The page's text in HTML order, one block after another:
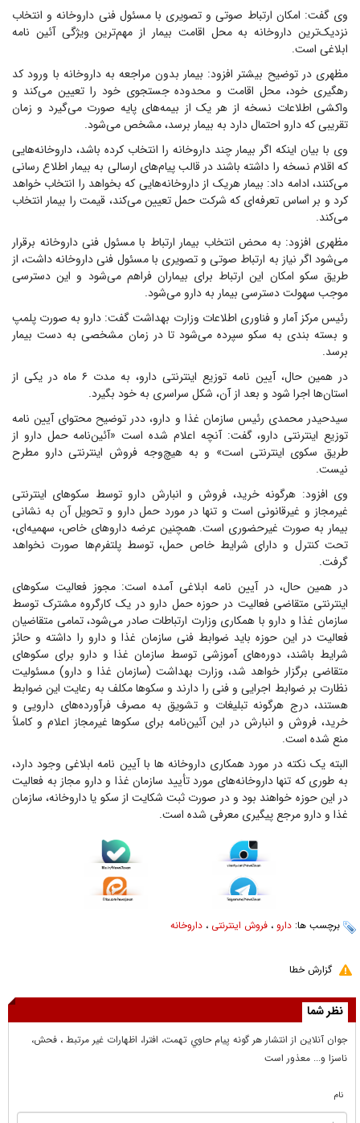
وی گفت: امکان ارتباط صوتی و تصویری با مسئول فنی داروخانه و انتخاب
نزدیک‌ترین داروخانه به محل اقامت بیمار از مهم‌ترین ویژگی آئین نامه
ابلاغی است.
مظهری در توضیح بیشتر افزود: بیمار بدون مراجعه به داروخانه با ورود کد
رهگیری خود، محل اقامت و محدوده جستجوی خود را تعیین می‌کند و
واکشی اطلاعات نسخه از هر یک از بیمه‌های پایه صورت می‌گیرد و زمان
تقریبی که دارو احتمال دارد به بیمار برسد، مشخص می‌شود.
وی با بیان اینکه اگر بیمار چند داروخانه را انتخاب کرده باشد، داروخانه‌هایی
که اقلام نسخه را داشته باشند در قالب پیام‌های ارسالی به بیمار اطلاع رسانی
می‌کنند، ادامه داد: بیمار هریک از داروخانه‌هایی که بخواهد را انتخاب خواهد
کرد و بر اساس تعرفه‌ای که شرکت حمل تعیین می‌کند، قیمت را بیمار انتخاب
می‌کند.
مظهری افزود: به محض انتخاب بیمار ارتباط با مسئول فنی داروخانه برقرار
می‌شود اگر نیاز به ارتباط صوتی و تصویری با مسئول فنی داروخانه داشت، از
طریق سکو امکان این ارتباط برای بیماران فراهم می‌شود و این دسترسی
موجب سهولت دسترسی بیمار به دارو می‌شود.
رئیس مرکز آمار و فناوری اطلاعات وزارت بهداشت گفت: دارو به صورت پلمپ
و بسته بندی به سکو سپرده می‌شود تا در زمان مشخصی به دست بیمار
برسد.
در همین حال، آیین نامه توزیع اینترنتی دارو، به مدت ۶ ماه در یکی از
استان‌ها اجرا شود و بعد از آن، شکل سراسری به خود بگیرد.
سیدحیدر محمدی رئیس سازمان غذا و دارو، ددر توضیح محتوای آیین نامه
توزیع اینترنتی دارو، گفت: آنچه اعلام شده است «آئین‌نامه حمل دارو از
طریق سکوی اینترنتی است» و به هیچ‌وجه فروش اینترنتی دارو مطرح
نیست.
وی افزود: هرگونه خرید، فروش و انبارش دارو توسط سکوهای اینترنتی
غیرمجاز و غیرقانونی است و تنها در مورد حمل دارو و تحویل آن به نشانی
بیمار به صورت غیرحضوری است. همچنین عرضه داروهای خاص، سهمیه‌ای،
تحت کنترل و دارای شرایط خاص حمل، توسط پلتفرم‌ها صورت نخواهد
گرفت.
در همین حال، در آیین نامه ابلاغی آمده است: مجوز فعالیت سکوهای
اینترنتی متقاضی فعالیت در حوزه حمل دارو در یک کارگروه مشترک توسط
سازمان غذا و دارو با همکاری وزارت ارتباطات صادر می‌شود، تمامی متقاضیان
فعالیت در این حوزه باید ضوابط فنی سازمان غذا و دارو را داشته و حائز
شرایط باشند، دوره‌های آموزشی توسط سازمان غذا و دارو برای سکوهای
متقاضی برگزار خواهد شد، وزارت بهداشت (سازمان غذا و دارو) مسئولیت
نظارت بر ضوابط اجرایی و فنی را دارند و سکوها مکلف به رعایت این ضوابط
هستند، درج هرگونه تبلیغات و تشویق به مصرف فرآورده‌های دارویی و
خرید، فروش و انبارش در این آئین‌نامه برای سکوها غیرمجاز اعلام و کاملاً
منع شده است.
البته یک نکته در مورد همکاری داروخانه ها با آیین نامه ابلاغی وجود دارد،
به طوری که تنها داروخانه‌های مورد تأیید سازمان غذا و دارو مجاز به فعالیت
در این حوزه خواهند بود و در صورت ثبت شکایت از سکو یا داروخانه، سازمان
غذا و دارو مرجع پیگیری معرفی شده است.
برچسب ها: دارو ، فروش اینترنتی ، داروخانه
گزارش خطا
نظر شما
جوان آنلاين از انتشار هر گونه پيام حاوي تهمت، افترا، اظهارات غير مرتبط ، فحش،
ناسزا و... معذور است
نام